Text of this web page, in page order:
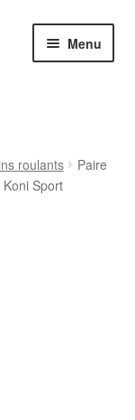
Menu
roulants
Paire
Sport